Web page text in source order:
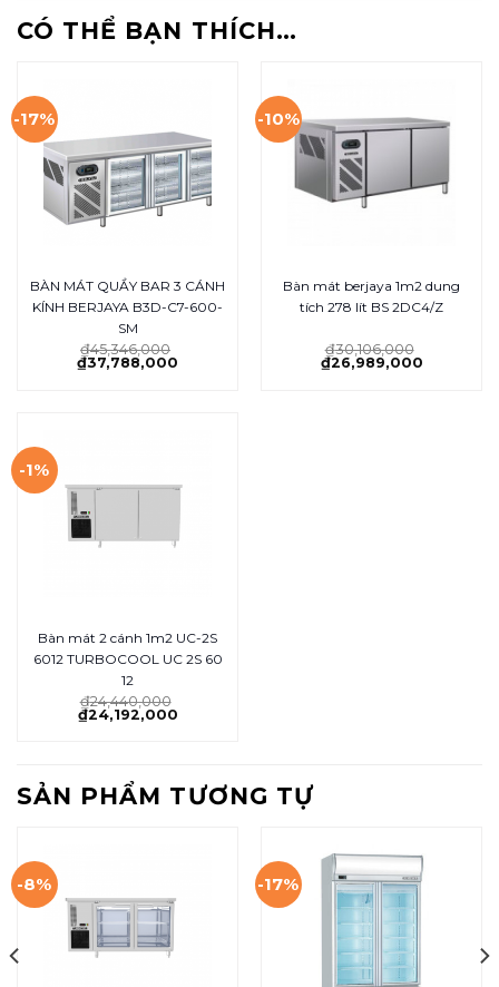
CÓ THỂ BẠN THÍCH…
-17%
BÀN MÁT QUẦY BAR 3 CÁNH
KÍNH BERJAYA B3D-C7-600-
SM
₫45,346,000
₫37,788,000
-10%
Bàn mát berjaya 1m2 dung
tích 278 lít BS 2DC4/Z
₫30,106,000
₫26,989,000
-1%
Bàn mát 2 cánh 1m2 UC-2S
6012 TURBOCOOL UC 2S 60
12
₫24,440,000
₫24,192,000
SẢN PHẨM TƯƠNG TỰ
-8% -17%